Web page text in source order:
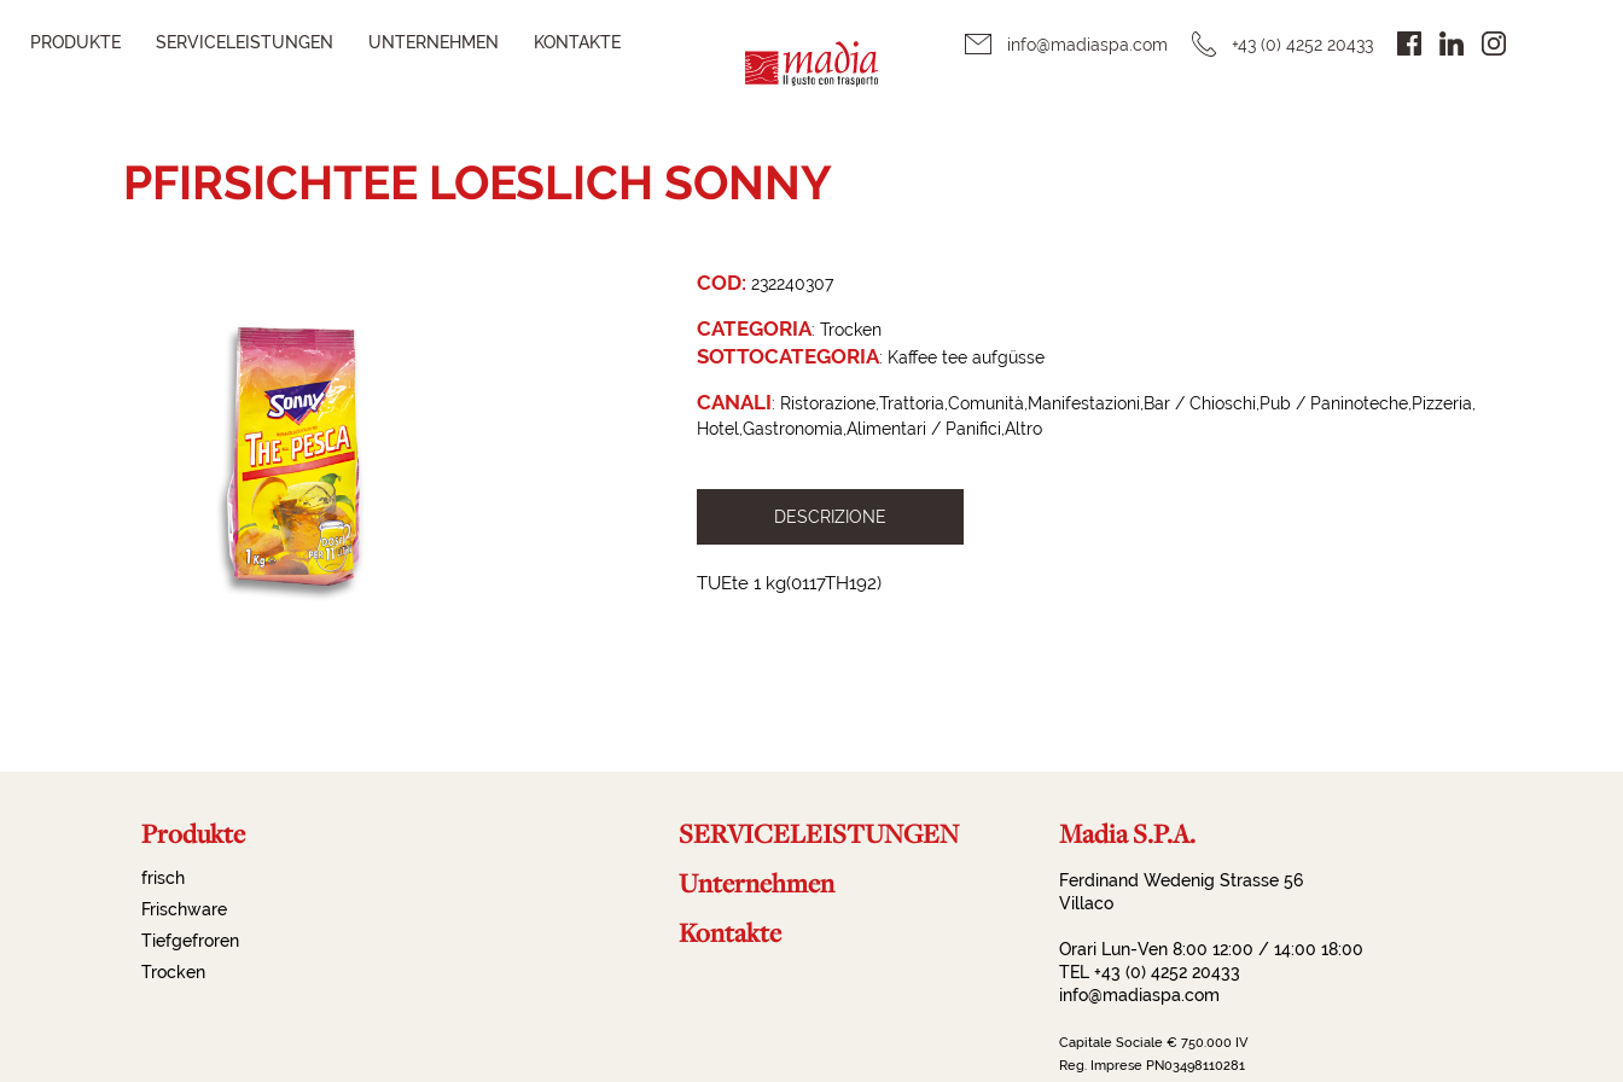
PRODUKTE SERVICELEISTUNGEN UNTERNEHMEN KONTAKTE info@madiaspa.com +43 (0) 4252 20433
PFIRSICHTEE LOESLICH SONNY
COD: 232240307
CATEGORIA: Trocken
SOTTOCATEGORIA: Kaffee tee aufgüsse
CANALI: RistorazioneTrattoria Comunità Manifestazioni Bar / Chioschi Pub / Paninoteche Pizzeria
Hotel Gastronomia Alimentari / Panifici Altro
DESCRIZIONE
TUEte 1 kg(0117TH192)
Produkte
frisch
Frischware
Tiefgefroren
Trocken
SERVICELEISTUNGEN
Unternehmen
Kontakte
Madia S.P.A.
Ferdinand Wedenig Strasse 56
Villaco
Orari Lun-Ven 8:00 12:00 / 14:00 18:00
TEL +43 (0) 4252 20433
info@madiaspa.com
Capitale Sociale € 750.000 IV
Reg. Imprese PN03498110281